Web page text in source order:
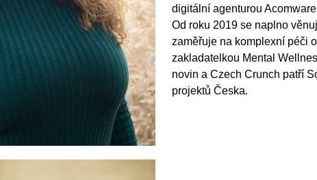
digitální agenturou
Od roku 2019 se naplno
zaměřuje na komplexní péči
zakladatelkou Mental
novin a Czech Crunch patří
projektů Česka.